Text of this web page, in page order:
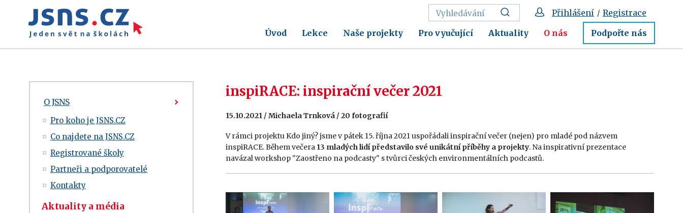
Úvod Lekce Naše projekty Pro vyučující Aktuality O nás Podpořte nás
Přihlášení / Registrace
O JSNS
Pro koho je JSNS.CZ
Co najdete na JSNS.CZ
Registrované školy
Partneři a podporovatelé
Kontakty
Aktuality a média
inspiRACE: inspirační večer 2021
15.10.2021 / Michaela Trnková / 20 fotografií
V rámci projektu Kdo jiný? jsme v pátek 15. října 2021 uspořádali inspirační večer (nejen) pro mladé pod názvem
inspiRACE. Během večera 13 mladých lidí představilo své unikátní příběhy a projekty. Na inspirativní prezentace
navázal workshop "Zaostřeno na podcasty" s tvůrci českých environmentálních podcastů.